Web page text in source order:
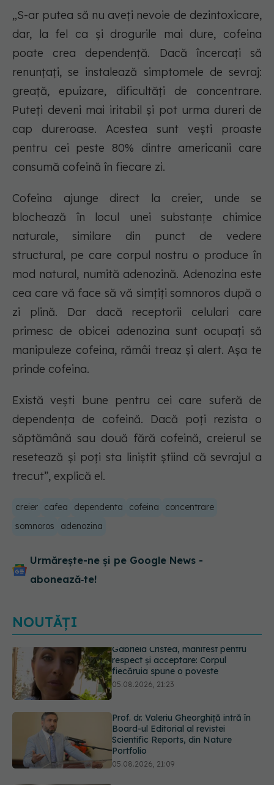
„S-ar putea să nu aveți nevoie de dezintoxicare,
dar, la fel ca și drogurile mai dure, cofeina
poate crea dependență. Dacă încercați să
renunțați, se instalează simptomele de sevraj:
greață, epuizare, dificultăți de concentrare.
Puteți deveni mai iritabil și pot urma dureri de
cap dureroase. Acestea sunt vești proaste
pentru cei peste 80% dintre americanii care
consumă cofeină în fiecare zi.
Cofeina ajunge direct la creier, unde se
blochează în locul unei substanțe chimice
naturale, similare din punct de vedere
structural, pe care corpul nostru o produce în
mod natural, numită adenozină. Adenozina este
cea care vă face să vă simțiți somnoros după o
zi plină. Dar dacă receptorii celulari care
primesc de obicei adenozina sunt ocupați să
manipuleze cofeina, rămâi treaz și alert. Așa te
prinde cofeina.
Există vești bune pentru cei care suferă de
dependența de cofeină. Dacă poți rezista o
săptămână sau două fără cofeină, creierul se
resetează și poți sta liniștit știind că sevrajul a
trecut”, explică el.
creier cafea dependenta cofeina
concentrare
somnoros
adenozina
Urmărește-ne și pe Google News -
abonează‑te!
NOUTĂȚI
Prof. dr. Valeriu Gheorghiță intră în
Board-ul Editorial al revistei
Scientific Reports, din Nature
Testul de 10 minute care poate
arăta dacă ai nevoie de statine,
chiar dacă ai colesterolul normal